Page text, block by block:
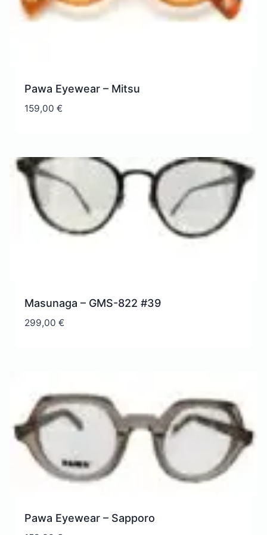
Pawa Eyewear – Mitsu
159,00€
Masunaga – GMS-822 #39
299,00€
Pawa Eyewear – Sapporo